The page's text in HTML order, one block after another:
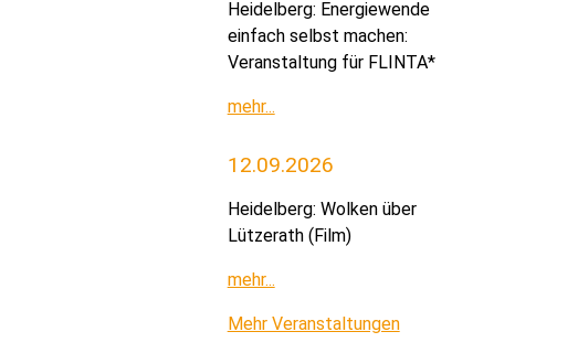
Heidelberg: Energiewende
einfach selbst machen:
Veranstaltung für FLINTA*
mehr...
12.09.2026
Heidelberg: Wolken über
Lützerath (Film)
mehr...
Mehr Veranstaltungen